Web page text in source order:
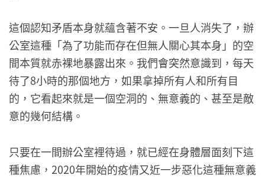
這個認知矛盾本身就蘊含著不安。一旦人消失了，辦
公室這種「為了功能而存在但無人關心其本身」的空
間本質就赤裸地暴露出來。我們會突然意識到，每天
待了8小時的那個地方，如果拿掉所有人和所有目
的，它看起來就是一個空洞的、無意義的、甚至是敵
意的幾何結構。
只要在一間辦公室裡待過，就已經在身體層面刻下這
種焦慮，2020年開始的疫情又近一步惡化這種無意義